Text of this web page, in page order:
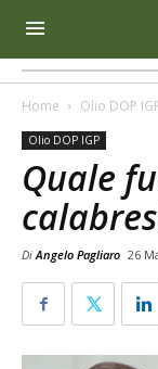
Home Olio DOP
Olio DOP IGP
Quale
DiAngelo Pagliaro 26